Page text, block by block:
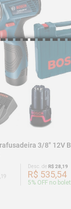
3/8" 12V
Desc. de R$ 28,19
R$ 535,54
5% OFF no